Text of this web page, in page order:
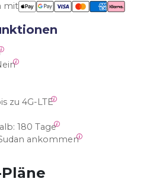
mit
zu 4G-LTE
180 Tage
ankommen